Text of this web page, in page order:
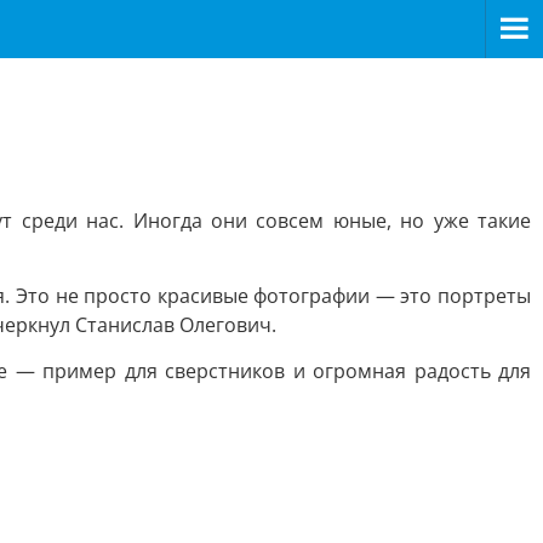
среди нас. Иногда они совсем юные, но уже такие
не просто красивые фотографии — это портреты
Станислав Олегович.
— пример для сверстников и огромная радость для